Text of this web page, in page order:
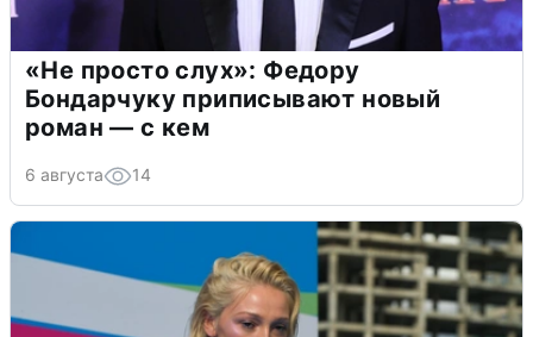
«Не просто слух»: Федору
Бондарчуку приписывают новый
роман — с кем
6 августа 14